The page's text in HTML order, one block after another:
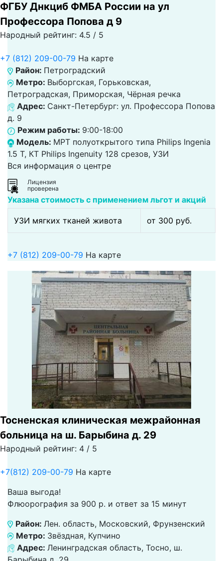
ФГБУ Днкциб ФМБА России на ул
Профессора Попова д 9
Народный рейтинг: 4.5 / 5
+7 (812) 209-00-79 На карте
Район: Петроградский
Метро: Выборгская, Горьковская,
Петроградская, Приморская, Чёрная речка
Адрес: Санкт-Петербург: ул. Профессора Попова
д. 9
Режим работы: 9:00-18:00
Модель: МРТ полуоткрытого типа Philips Ingenia
1.5 Т, КТ Philips Ingenuity 128 срезов, УЗИ
Вся информация о центре
Лицензия
проверена
Указана стоимость с применением льгот и акций
УЗИ мягких тканей живота от 300 pуб.
+7 (812) 209-00-79 На карте
Тосненская клиническая межрайонная
больница на ш. Барыбина д. 29
Народный рейтинг: 4 / 5
+7(812) 209-00-79 На карте
Ваша выгода!
Флюорография за 900 р. и ответ за 15 минут
Район: Лен. область, Московский, Фрунзенский
Метро: Звёздная, Купчино
Адрес: Ленинградская область, Тосно, ш.